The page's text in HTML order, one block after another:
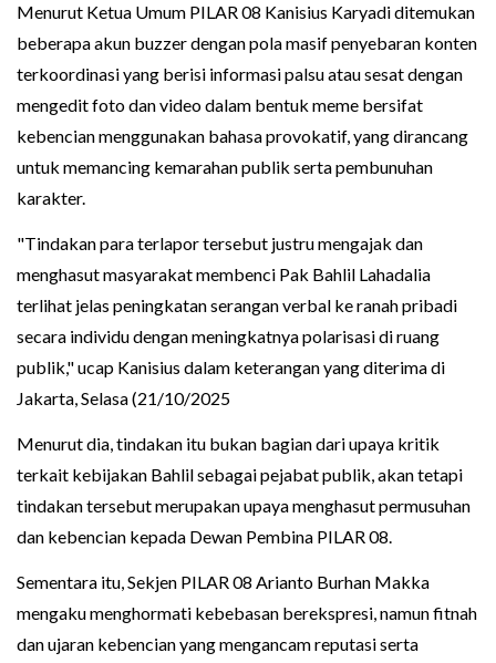
Menurut Ketua Umum PILAR 08 Kanisius Karyadi ditemukan
beberapa akun buzzer dengan pola masif penyebaran konten
terkoordinasi yang berisi informasi palsu atau sesat dengan
mengedit foto dan video dalam bentuk meme bersifat
kebencian menggunakan bahasa provokatif, yang dirancang
untuk memancing kemarahan publik serta pembunuhan
karakter.
"Tindakan para terlapor tersebut justru mengajak dan
menghasut masyarakat membenci Pak Bahlil Lahadalia
terlihat jelas peningkatan serangan verbal ke ranah pribadi
secara individu dengan meningkatnya polarisasi di ruang
publik," ucap Kanisius dalam keterangan yang diterima di
Jakarta, Selasa (21/10/2025
Menurut dia, tindakan itu bukan bagian dari upaya kritik
terkait kebijakan Bahlil sebagai pejabat publik, akan tetapi
tindakan tersebut merupakan upaya menghasut permusuhan
dan kebencian kepada Dewan Pembina PILAR 08.
Sementara itu, Sekjen PILAR 08 Arianto Burhan Makka
mengaku menghormati kebebasan berekspresi, namun fitnah
dan ujaran kebencian yang mengancam reputasi serta